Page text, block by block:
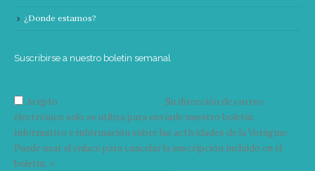
¿Donde estamos?
Suscribirse a nuestro boletín semanal
Acepto
Su dirección de correo
electrónico solo se utiliza para enviarle nuestro boletín
informativo e información sobre las actividades de la Vorágine.
Puede usar el enlace para cancelar la suscripción incluido en el
boletín. >